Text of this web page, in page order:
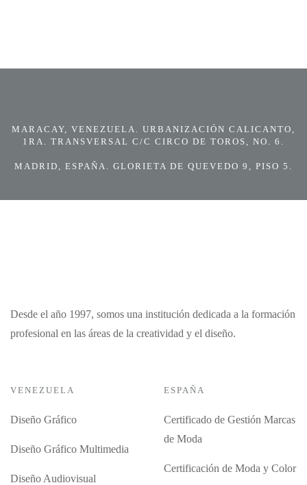
MARACAY, VENEZUELA. URBANIZACIÓN CALICANTO,
1RA. TRANSVERSAL C/C CIRCO DE TOROS, NO. 6.
MADRID, ESPAÑA. GLORIETA DE QUEVEDO 9, PISO 5.
Desde el año 1997, somos una institución dedicada a la formación
profesional en las áreas de la creatividad y el diseño.
VENEZUELA
Diseño Gráfico
Diseño Gráfico Multimedia
Diseño Audiovisual
ESPAÑA
Certificado de Gestión Marcas
de Moda
Certificación de Moda y Color